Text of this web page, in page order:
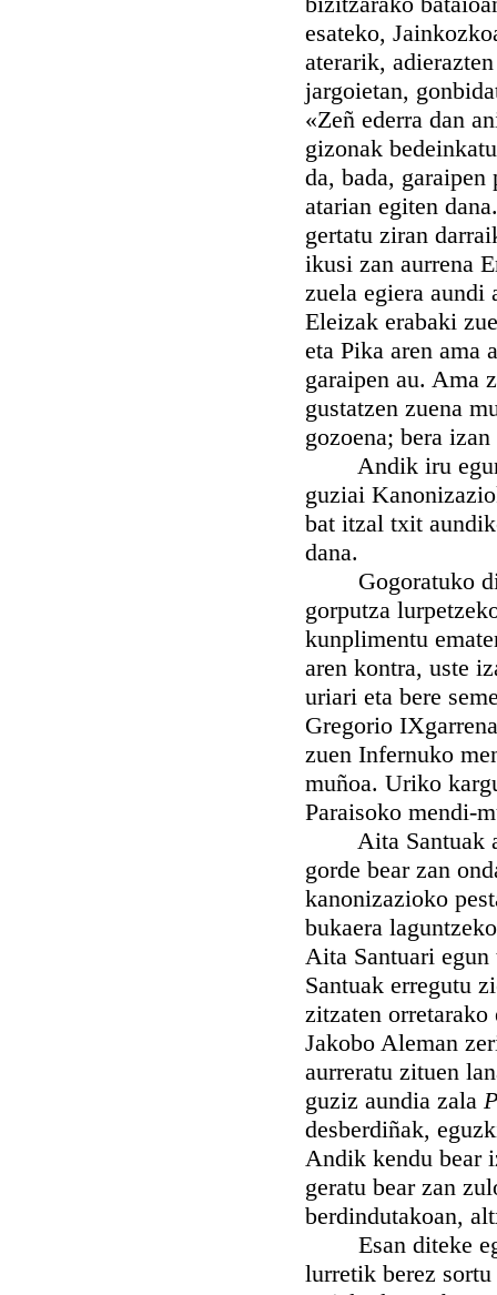
esateko,
aterarik,
jargoietan,
«Zeñ ederra dan
gizonak
da, bada,
atarian egiten
gertatu ziran
ikusi zan aurrena
zuela egiera aundi
Eleizak erabaki
eta Pika aren ama
garaipen au. Ama
gustatzen zuena
gozoena; bera
Andik iru
guziai
bat itzal txit
dana.
Gogoratuko
gorputza
kunplimentu
aren kontra, uste
uriari eta bere
Gregorio
zuen Infernuko
muñoa. Uriko
Paraisoko mendi-
Aita Santuak
gorde bear zan
kanonizazioko
bukaera
Aita Santuari
Santuak erregutu
zitzaten
Jakobo Aleman
aurreratu zituen
guziz aundia zala
desberdiñak,
Andik kendu bear
geratu bear zan
berdindutakoan,
Esan diteke
lurretik berez